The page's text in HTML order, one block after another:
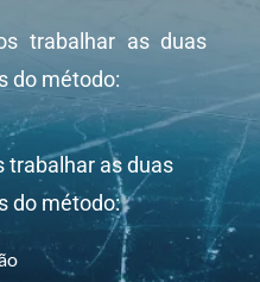
trabalhar as duas
do método:
trabalhar as duas
do método: